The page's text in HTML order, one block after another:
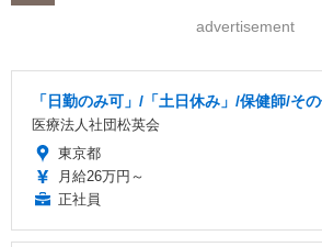
advertisement
「日勤のみ可」/「土日休み」/保健師/そ
医療法人社団松英会
東京都
月給26万円～
正社員